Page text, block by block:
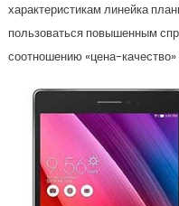
характеристикам линейка
пользоваться повышенным
соотношению «цена-качество»